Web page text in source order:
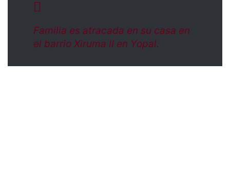
Familia es atracada en su casa en
el barrio Xiruma II en Yopal.